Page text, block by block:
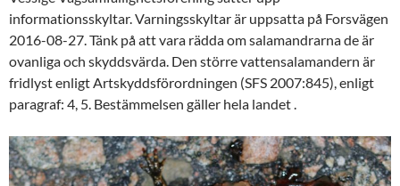
informationsskyltar. Varningsskyltar är uppsatta på Forsvägen
2016-08-27. Tänk på att vara rädda om salamandrarna de är
ovanliga och skyddsvärda. Den större vattensalamandern är
fridlyst enligt Artskyddsförordningen (SFS 2007:845), enligt
paragraf: 4, 5. Bestämmelsen gäller hela landet .